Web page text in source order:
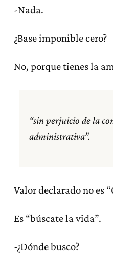
-Nada.
¿Base imponible cero?
No, porque tienes la
“sin perjuicio de la
administrativa”.
Valor declarado no es
Es “búscate la vida”.
-¿Dónde busco?